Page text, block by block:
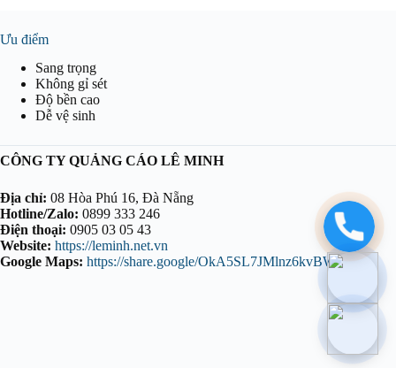
Ưu điểm
Sang trọng
Không gỉ sét
Độ bền cao
Dễ vệ sinh
CÔNG TY QUẢNG CÁO LÊ MINH
Địa chỉ: 08 Hòa Phú 16, Đà Nẵng
Hotline/Zalo: 0899 333 246
Điện thoại: 0905 03 05 43
Website: https://leminh.net.vn
Google Maps: https://share.google/OkA5SL7JMlnz6kvBW